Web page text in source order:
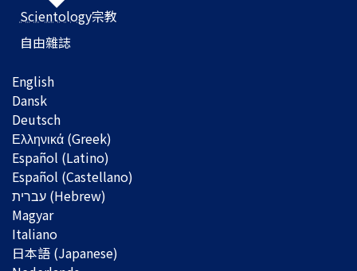
Scientology宗教
自由雜誌
English
Dansk
Deutsch
Ελληνικά (Greek)
Español (Latino)
Español (Castellano)
Magyar
Italiano
日本語 (Japanese)